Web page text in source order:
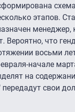
этапов.
менеджер,
Вероятно, что
восьми
начале
на
передадут свои